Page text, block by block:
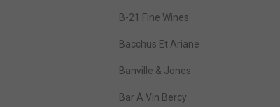
B-21 Fine Wines
Bacchus Et Ariane
Banville & Jones
Bar À Vin Bercy